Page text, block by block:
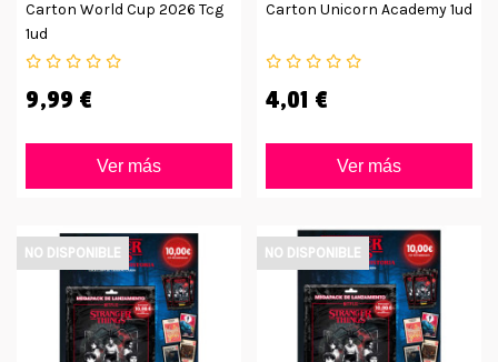
Carton World Cup 2026 Tcg
1ud
9,99 €
Ver más
Carton Unicorn Academy 1ud
4,01 €
Ver más
NO DISPONIBLE NO DISPONIBLE